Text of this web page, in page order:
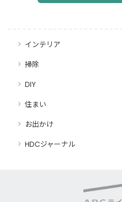
インテリア
掃除
DIY
住まい
お出かけ
HDCジャーナル